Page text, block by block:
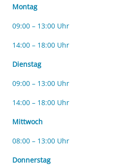
Montag
09:00 – 13:00 Uhr
14:00 – 18:00 Uhr
Dienstag
09:00 – 13:00 Uhr
14:00 – 18:00 Uhr
Mittwoch
08:00 – 13:00 Uhr
Donnerstag